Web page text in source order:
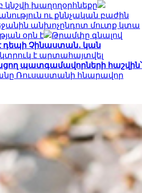
կնշվի խաղողօրհնեքը
ու քննչական բաժին
անխոչընդոտ մուտք կտա
օրն է
Թրամփը գնալով
դեպի Չինաստան․ կան
կտրուկ է արտահայտվել
պատգամավորների հաշվին՝
Ռուսաստանի հնարավոր